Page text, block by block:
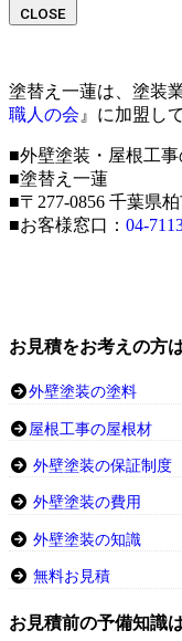
CLOSE
塗替え一蓮は、塗装
職人の会 』に加盟し
■外壁塗装・屋根工
■塗替え一蓮
■〒277-0856 千葉県
■お客様窓口： 04-
お見積をお考えの方
外壁塗装の塗料
屋根工事の屋根材
外壁塗装の保証制度
外壁塗装の費用
外壁塗装の知識
無料お見積
お見積前の予備知識